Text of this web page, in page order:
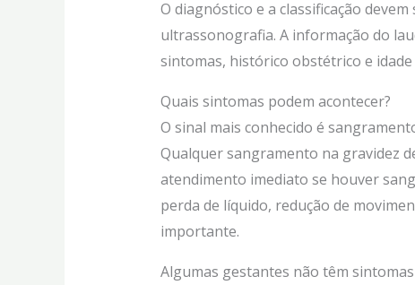
O diagnóstico e a classificação
ultrassonografia. A informação do
sintomas, histórico obstétrico e idade
Quais sintomas podem acontecer?
O sinal mais conhecido é
Qualquer sangramento na gravidez
atendimento imediato se houver
perda de líquido, redução de
importante.
Algumas gestantes não têm